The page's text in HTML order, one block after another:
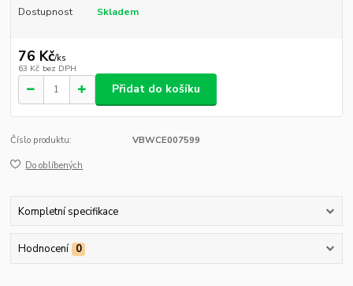
Dostupnost Skladem
76 Kč/ks
63 Kč bez DPH
Přidat do košíku
Číslo produktu: VBWCE007599
Do oblíbených
Kompletní specifikace
Hodnocení 0